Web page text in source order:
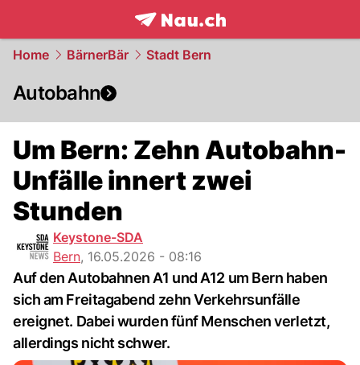
frontpage.NAU.ch
Home BärnerBär Stadt Bern
Autobahn
Um Bern: Zehn Autobahn-
Unfälle innert zwei
Stunden
Keystone-SDA
Bern, 16.05.2026 - 08:16
Auf den Autobahnen A1 und A12 um Bern haben
sich am Freitagabend zehn Verkehrsunfälle
ereignet. Dabei wurden fünf Menschen verletzt,
allerdings nicht schwer.